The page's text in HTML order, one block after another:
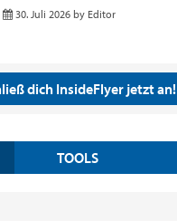
30. Juli 2026 by Editor
dich InsideFlyer jetzt an!
TOOLS